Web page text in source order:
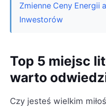
Zmienne Ceny Energii
Inwestorów
Top 5 miejsc
warto
Czy jesteś wielkim